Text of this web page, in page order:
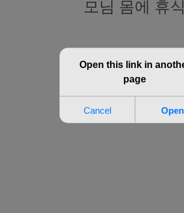
모님 몸에 휴식